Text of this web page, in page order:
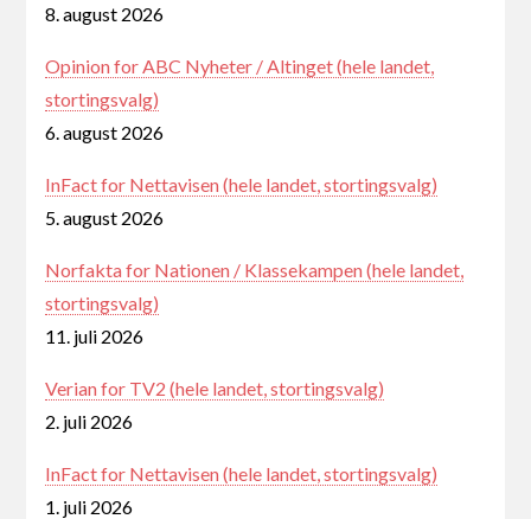
8. august 2026
Opinion for ABC Nyheter / Altinget (hele landet,
stortingsvalg)
6. august 2026
InFact for Nettavisen (hele landet, stortingsvalg)
5. august 2026
Norfakta for Nationen / Klassekampen (hele landet,
stortingsvalg)
11. juli 2026
Verian for TV2 (hele landet, stortingsvalg)
2. juli 2026
InFact for Nettavisen (hele landet, stortingsvalg)
1. juli 2026